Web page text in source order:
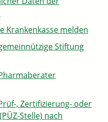
Krankenkasse melden
Stiftung
, Zertifizierung- oder
Stelle) nach